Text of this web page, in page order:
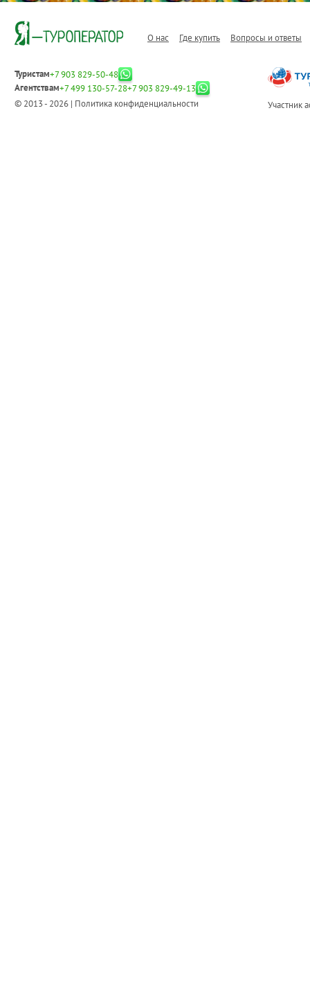
О нас Где купить Вопросы и ответы
Туристам+7 903 829-50-48
Агентствам+7 499 130-57-28+7 903 829-49-13
© 2013 - 2026 | Политика конфиденциальности Участник